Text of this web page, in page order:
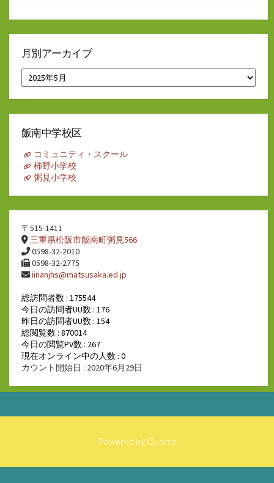
月別アーカイブ
月
別
ア
イ
飯南中学校区
コミュニティ・スクール
柿野小学校
粥見小学校
〒515-1411
三重県松阪市飯南町粥見566
0598-32-2010
0598-32-2775
iinanjhs@matsusaka.ed.jp
総訪問者数 : 175544
今日の訪問者UU数 : 176
昨日の訪問者UU数 : 154
総閲覧数 : 870014
今日の閲覧PV数 : 267
現在オンライン中の人数 : 0
カウント開始日 : 2020年6月29日
Powered by Quarro